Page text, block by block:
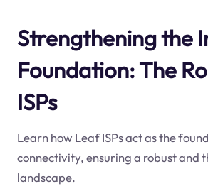
Strengthening the
Foundation: The
ISPs
Learn how Leaf ISPs act as the
connectivity, ensuring a robust and
landscape.